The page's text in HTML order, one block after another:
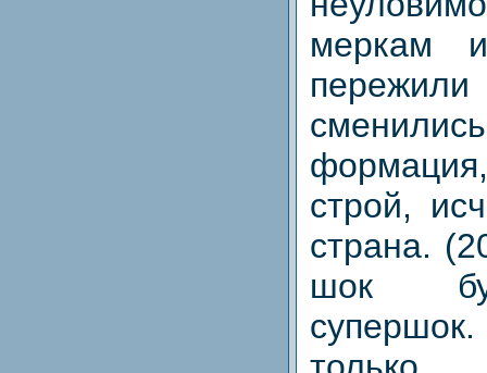
меркам
пережили
строй,
страна.
шок